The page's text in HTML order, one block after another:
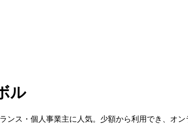
ル
ンス・個人事業主に人気。少額から利用でき、オ